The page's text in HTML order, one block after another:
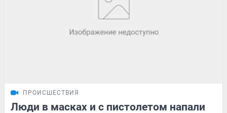
ПРОИСШЕСТВИЯ
Люди в масках и с пистолетом напали